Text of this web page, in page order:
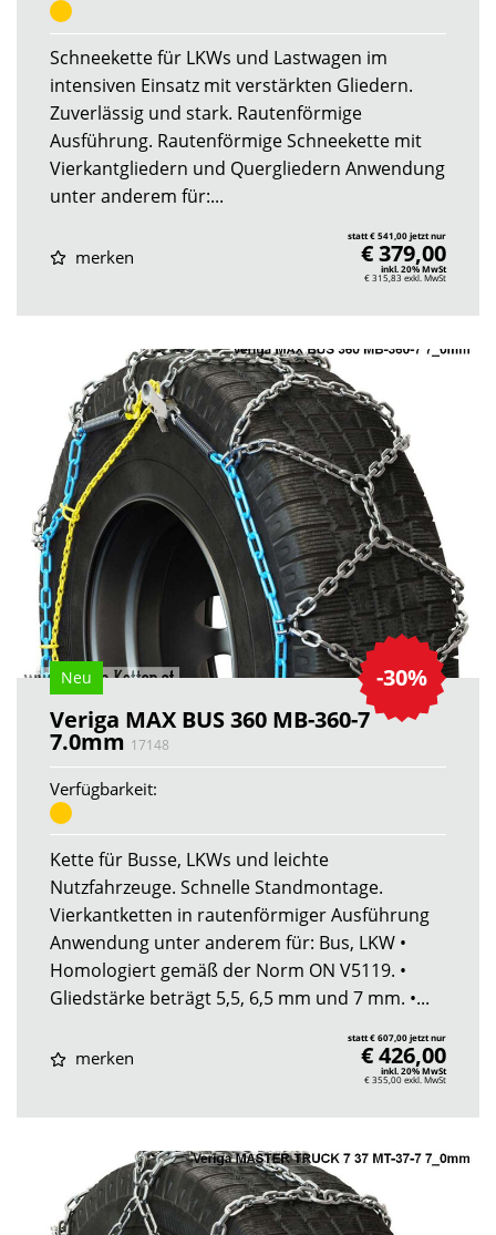
Schneekette für LKWs und Lastwagen im
intensiven Einsatz mit verstärkten Gliedern.
Zuverlässig und stark. Rautenförmige
Ausführung. Rautenförmige Schneekette mit
Vierkantgliedern und Quergliedern Anwendung
unter anderem für:...
merken
statt € 541,00 jetzt nur
€ 379,00
inkl. 20% MwSt
€ 315,83 exkl. MwSt
-30%
Neu
Veriga MAX BUS 360 MB-360-7
7.0mm 17148
Verfügbarkeit:
Kette für Busse, LKWs und leichte
Nutzfahrzeuge. Schnelle Standmontage.
Vierkantketten in rautenförmiger Ausführung
Anwendung unter anderem für: Bus, LKW •
Homologiert gemäß der Norm ON V5119. •
Gliedstärke beträgt 5,5, 6,5 mm und 7 mm. •...
merken
statt € 607,00 jetzt nur
€ 426,00
inkl. 20% MwSt
€ 355,00exkl. MwSt